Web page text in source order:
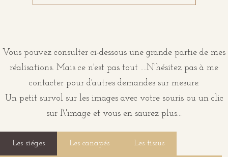
Vous pouvez consulter ci-dessous une grande partie de mes
réalisations. Mais ce n'est pas tout ....N'hésitez pas à me
contacter pour d'autres demandes sur mesure.
Un petit survol sur les images avec votre souris ou un clic
sur l\'image et vous en saurez plus...
Les siéges Les canapés Les tissus